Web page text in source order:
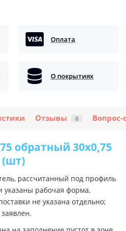
Оплата
О покрытиях
Отзывы 0 Вопрос-
обратный 30х0,75
(шт)
рассчитанный под профиль
указаны рабочая форма,
не указана отдельно;